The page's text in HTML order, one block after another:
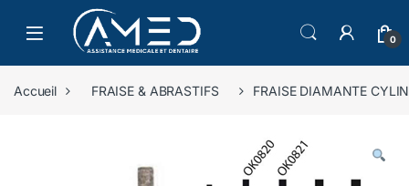
Skip to navigation
Skip to content
0
Accueil FRAISE & ABRASTIFS FRAISE DIAMANTE